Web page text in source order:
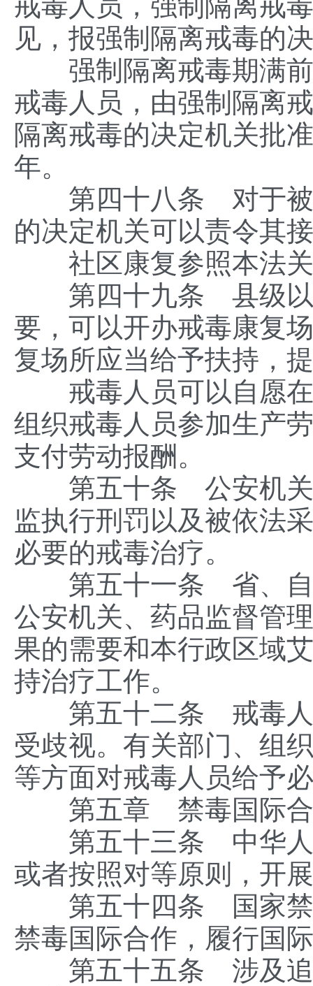
见，报强制隔离戒毒的
强制隔离戒毒期满前
戒毒人员，由强制隔离
隔离戒毒的决定机关批
年。
第四十八条 对于被
的决定机关可以责令其
社区康复参照本法关
第四十九条 县级以
要，可以开办戒毒康复
复场所应当给予扶持，
戒毒人员可以自愿在
组织戒毒人员参加生产
支付劳动报酬。
第五十条 公安机关
监执行刑罚以及被依法
必要的戒毒治疗。
第五十一条 省、自
公安机关、药品监督管
果的需要和本行政区域
持治疗工作。
第五十二条 戒毒人
受歧视。有关部门、组
等方面对戒毒人员给予
第五章 禁毒国际
第五十三条 中华人
或者按照对等原则，开
第五十四条 国家禁
禁毒国际合作，履行国
第五十五条 涉及追